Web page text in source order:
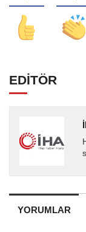
EDİTÖR
YORUMLAR